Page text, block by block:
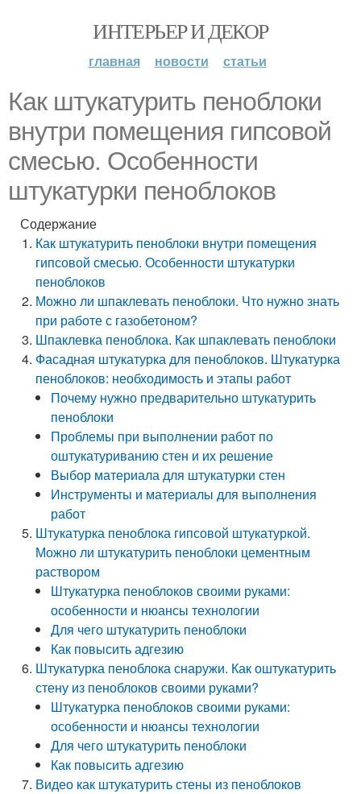
ИНТЕРЬЕР И ДЕКОР
главная новости статьи
Как штукатурить пеноблоки
внутри помещения гипсовой
смесью. Особенности
штукатурки пеноблоков
Содержание
Как штукатурить пеноблоки внутри помещения
гипсовой смесью. Особенности штукатурки
пеноблоков
Можно ли шпаклевать пеноблоки. Что нужно знать
при работе с газобетоном?
Шпаклевка пеноблока. Как шпаклевать пеноблоки
Фасадная штукатурка для пеноблоков. Штукатурка
пеноблоков: необходимость и этапы работ
Почему нужно предварительно штукатурить
пеноблоки
Проблемы при выполнении работ по
оштукатуриванию стен и их решение
Выбор материала для штукатурки стен
Инструменты и материалы для выполнения
работ
Штукатурка пеноблока гипсовой штукатуркой.
Можно ли штукатурить пеноблоки цементным
раствором
Штукатурка пеноблоков своими руками:
особенности и нюансы технологии
Для чего штукатурить пеноблоки
Как повысить адгезию
Штукатурка пеноблока снаружи. Как оштукатурить
стену из пеноблоков своими руками?
Штукатурка пеноблоков своими руками:
особенности и нюансы технологии
Для чего штукатурить пеноблоки
Как повысить адгезию
Видео как штукатурить стены из пеноблоков